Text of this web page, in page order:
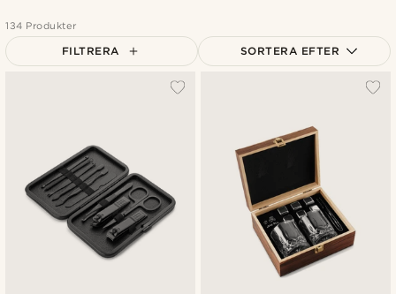
134 Produkter
FILTRERA SORTERA EFTER
Dyrast